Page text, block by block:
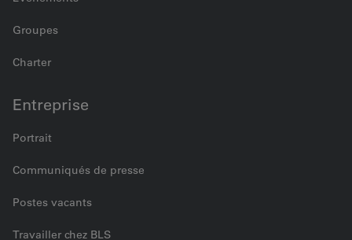
Groupes
Charter
Entreprise
Portrait
Communiqués de presse
Postes vacants
Travailler chez BLS